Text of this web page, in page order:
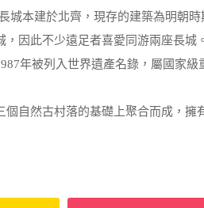
城本建於北齊，現存的建築為明朝
，因此不少遠足者喜愛同游兩座長
年被列入世界遺產名錄，屬國家級
個自然古村落的基礎上聚合而成，